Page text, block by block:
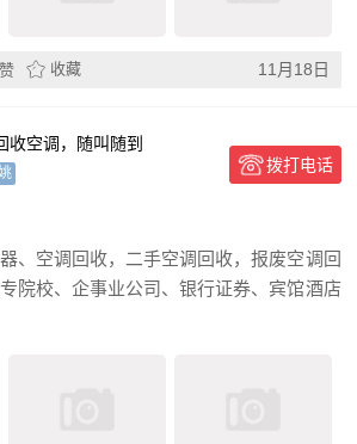
收藏 11月18日
收空调，随叫随到
拨打电话
、空调回收，二手空调回收，报废空调回
院校、企事业公司、银行证券、宾馆酒店